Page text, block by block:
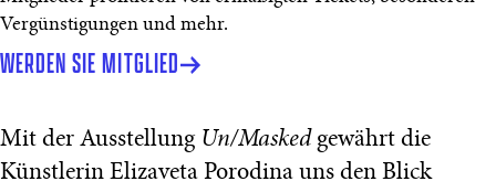
Vergünstigungen und mehr.
WERDEN SIE MITGLIED
Mit der Ausstellung Un/Masked gewährt die
Künstlerin Elizaveta Porodina uns den Blick